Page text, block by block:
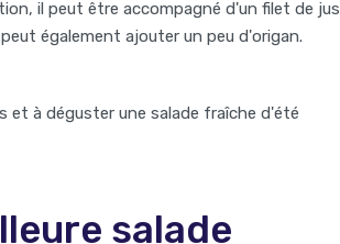
il peut être accompagné d'un filet de jus
également ajouter un peu d'origan.
et à déguster une salade fraîche d'été
salade